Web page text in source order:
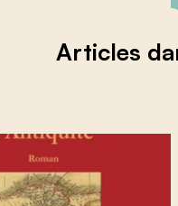
Articles